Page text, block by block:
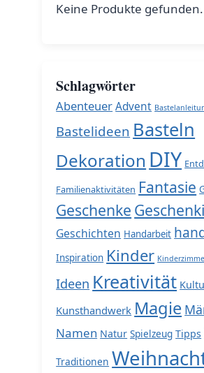
Keine Produkte gefunden.
Schlagwörter
AbenteuerAdvent
Bastelideen Basteln
Dekoration DIY
Familienaktivitäten Fantasie
Geschenke
Geschichten Handarbeit
Inspiration Kinder
Ideen Kreativität
Kunsthandwerk Magie
Namen Natur Spielzeug Tipps
Traditionen